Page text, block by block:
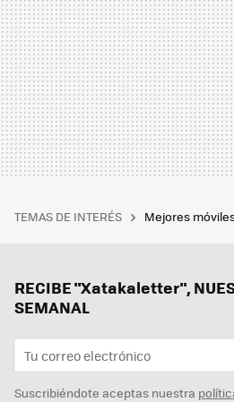
TEMAS DE INTERÉS Mejores
RECIBE "Xatakaletter",
SEMANAL
Suscribiéndote aceptas nuestra